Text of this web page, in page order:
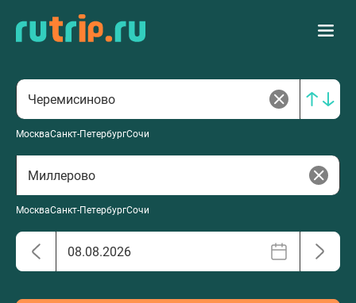
МоскваСанкт-ПетербургСочи
МоскваСанкт-ПетербургСочи